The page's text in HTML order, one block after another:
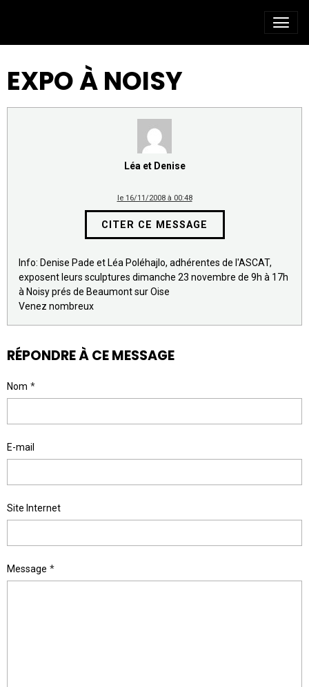
EXPO À NOISY
Léa et Denise
le 16/11/2008 à 00:48
CITER CE MESSAGE
Info: Denise Pade et Léa Poléhajlo, adhérentes de l'ASCAT,
exposent leurs sculptures dimanche 23 novembre de 9h à 17h
à Noisy prés de Beaumont sur Oise
Venez nombreux
RÉPONDRE À CE MESSAGE
Nom
E-mail
Site Internet
Message